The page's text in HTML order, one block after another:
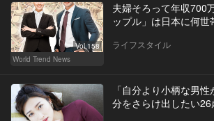
Vol.158
World Trend News
夫婦そろって年収700
ップル」は日本に何世
ライフスタイル
「自分より小柄な男
分をさらけ出したい